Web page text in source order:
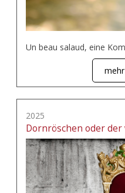
Un beau salaud, eine
2025
Dornröschen oder